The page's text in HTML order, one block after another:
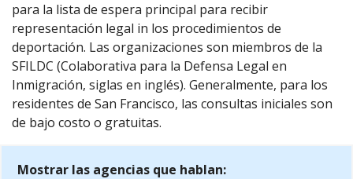
para la lista de espera principal para recibir
representación legal in los procedimientos de
deportación. Las organizaciones son miembros de la
SFILDC (Colaborativa para la Defensa Legal en
Inmigración, siglas en inglés). Generalmente, para los
residentes de San Francisco, las consultas iniciales son
de bajo costo o gratuitas.
Mostrar las agencias que hablan: